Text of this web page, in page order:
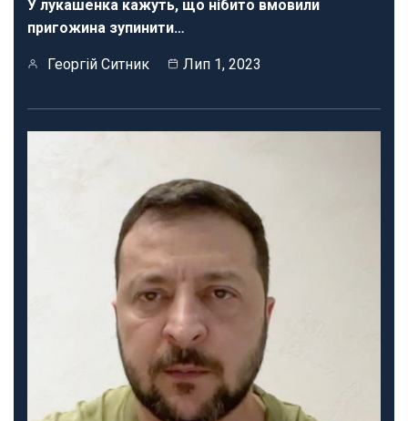
У лукашенка кажуть, що нібито вмовили
пригожина зупинити…
Георгій Ситник Лип 1, 2023